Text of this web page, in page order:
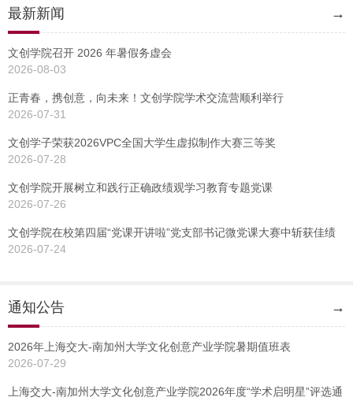
最新新闻 →
文创学院召开 2026 年暑假务虚会
2026-08-03
正青春，携创意，向未来！文创学院学术交流营顺利举行
2026-07-31
文创学子荣获2026VPC全国大学生虚拟制作大赛三等奖
2026-07-28
文创学院开展树立和践行正确政绩观学习教育专题党课
2026-07-26
文创学院在校第四届“党课开讲啦”党支部书记微党课大赛中斩获佳绩
2026-07-24
通知公告 →
2026年上海交大-南加州大学文化创意产业学院暑期值班表
2026-07-29
上海交大-南加州大学文化创意产业学院2026年度“学术启明星”评选通